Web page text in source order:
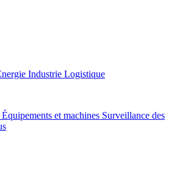
Industrie Logistique
Équipements et machines Surveillance des